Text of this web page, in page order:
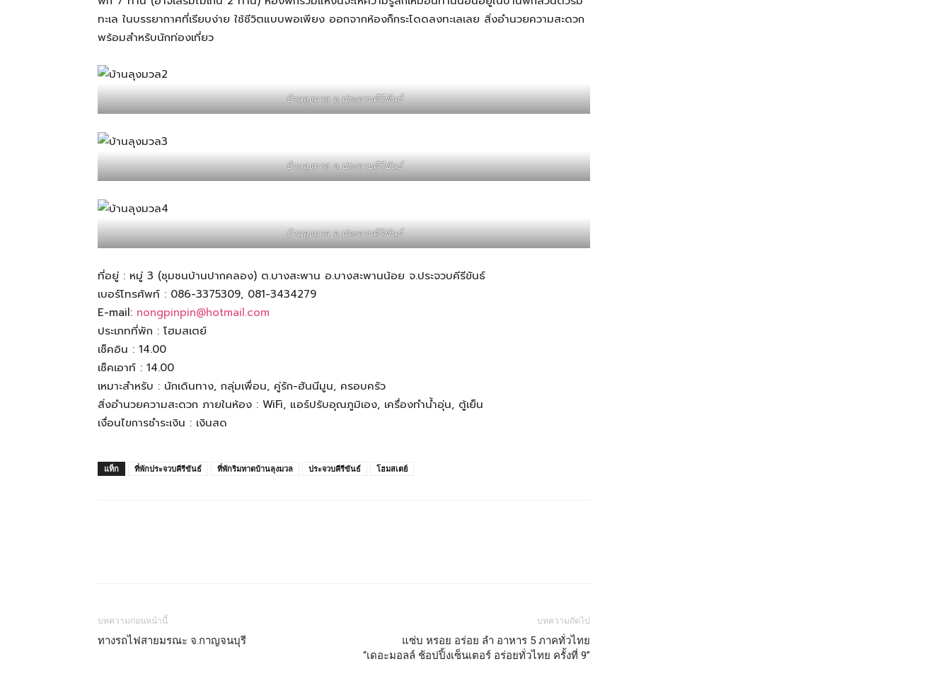
ทะเล ในบรรยากาศที่เรียบง่าย ใช้ชีวิตแบบพอเพียง ออกจากห้องก็กระโดดลงทะเลเลย สิ่งอำนวยความสะดวก
พร้อมสำหรับนักท่องเที่ยว
บ้านลุงมวล จ.ประจวบคีรีขันธ์
บ้านลุงมวล จ.ประจวบคีรีขันธ์
บ้านลุงมวล จ.ประจวบคีรีขันธ์
ที่อยู่ : หมู่ 3 (ชุมชนบ้านปากคลอง) ต.บางสะพาน อ.บางสะพานน้อย จ.ประจวบคีรีขันธ์
เบอร์โทรศัพท์ : 086-3375309, 081-3434279
E-mail: nongpinpin@hotmail.com
ประเภทที่พัก : โฮมสเตย์
เช็คอิน : 14.00
เช็คเอาท์ : 14.00
เหมาะสำหรับ : นักเดินทาง, กลุ่มเพื่อน, คู่รัก-ฮันนีมูน, ครอบครัว
สิ่งอำนวยความสะดวก ภายในห้อง : WiFi, แอร์ปรับอุณภูมิเอง, เครื่องทำน้ำอุ่น, ตู้เย็น
เงื่อนไขการชำระเงิน : เงินสด
แท็ก ที่พักประจวบคีรีขันธ์ ที่พักริมหาดบ้านลุงมวล ประจวบคีรีขันธ์ โฮมสเตย์
บทความก่อนหน้านี้
ทางรถไฟสายมรณะ จ.กาญจนบุรี
บทความถัดไป
แซ่บ หรอย อร่อย ลำ อาหาร 5 ภาคทั่วไทย
“เดอะมอลล์ ช้อปปิ้งเซ็นเตอร์ อร่อยทั่วไทย ครั้งที่ 9”